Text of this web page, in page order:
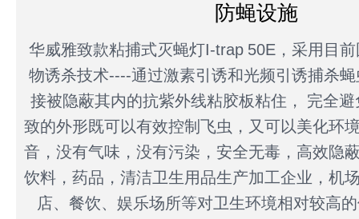
防蝇设施
华威雅致款粘捕式灭蝇灯I-trap 50E，采用目
物诱杀技术----通过激素引诱和光频引诱捕杀
接被隐蔽其内的抗紫外线粘胶板粘住， 完全
致的外形既可以有效控制飞虫，又可以美化环
音，没有气味，没有污染，安全无毒，高效隐
饮料，药品，清洁卫生用品生产加工企业，机
店、餐饮、娱乐场所等对卫生环境相对较高